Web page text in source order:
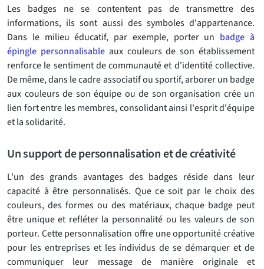
Les badges ne se contentent pas de transmettre des
informations, ils sont aussi des symboles d'appartenance.
Dans le milieu éducatif, par exemple, porter un badge à
épingle personnalisableaux couleurs de son établissement
renforce le sentiment de communauté et d'identité collective.
De même, dans le cadre associatif ou sportif, arborer un badge
aux couleurs de son équipe ou de son organisation crée un
lien fort entre les membres, consolidant ainsi l'esprit d'équipe
et la solidarité.
Un support de personnalisation et de créativité
L'un des grands avantages des badges réside dans leur
capacité à être personnalisés. Que ce soit par le choix des
couleurs, des formes ou des matériaux, chaque badge peut
être unique et refléter la personnalité ou les valeurs de son
porteur. Cette personnalisation offre une opportunité créative
pour les entreprises et les individus de se démarquer et de
communiquer leur message de manière originale et